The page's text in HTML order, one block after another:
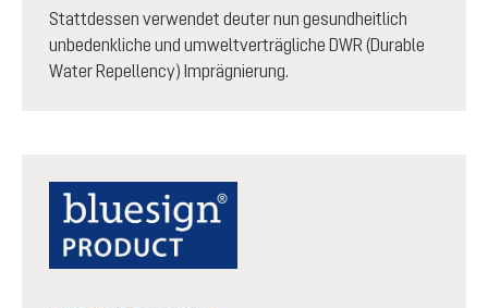
Stattdessen verwendet deuter nun gesundheitlich
unbedenkliche und umweltverträgliche DWR (Durable
Water Repellency) Imprägnierung.